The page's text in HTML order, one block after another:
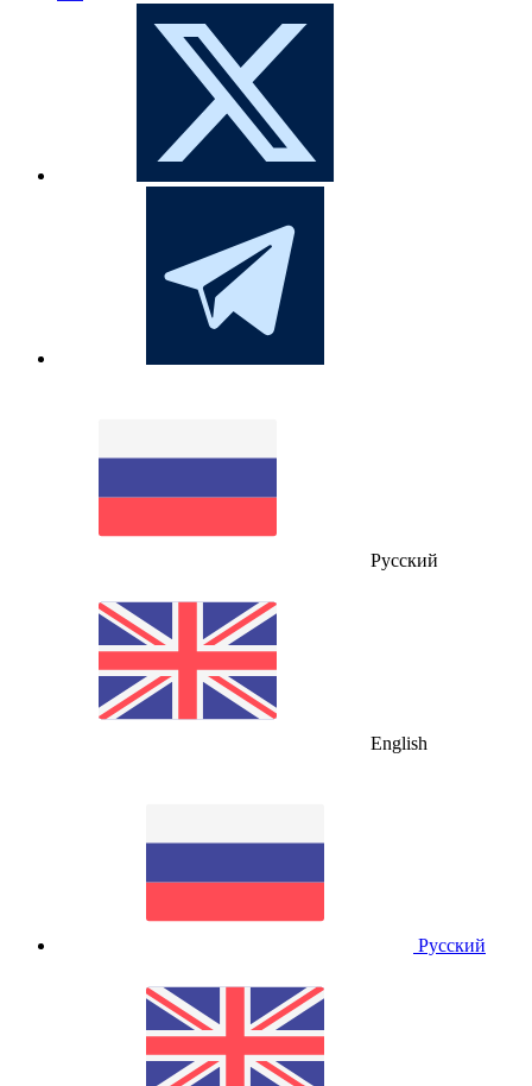
Русский
English
Русский